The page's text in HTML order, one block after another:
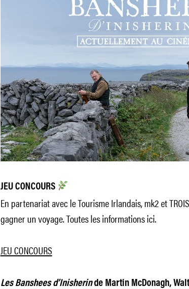
JEU CONCOURS
En partenariat avec le Tourisme Irlandais, mk2 et
gagner un voyage. Toutes les informations ici.
JEU CONCOURS
Les Banshees d’Inisherinde Martin McDonagh,